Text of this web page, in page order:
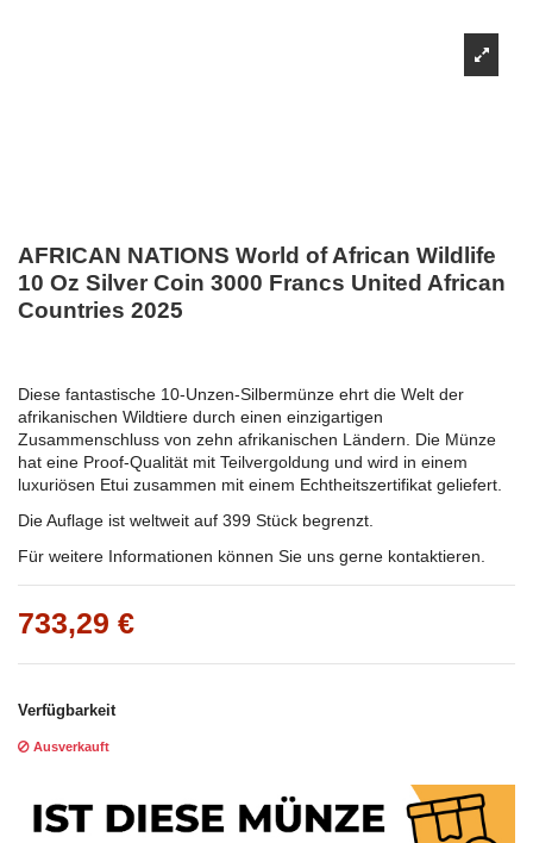
AFRICAN NATIONS World of African Wildlife
10 Oz Silver Coin 3000 Francs United African
Countries 2025
Diese fantastische 10-Unzen-Silbermünze ehrt die Welt der
afrikanischen Wildtiere durch einen einzigartigen
Zusammenschluss von zehn afrikanischen Ländern. Die Münze
hat eine Proof-Qualität mit Teilvergoldung und wird in einem
luxuriösen Etui zusammen mit einem Echtheitszertifikat geliefert.
Die Auflage ist weltweit auf 399 Stück begrenzt.
Für weitere Informationen können Sie uns gerne kontaktieren.
733,29 €
Verfügbarkeit
Ausverkauft